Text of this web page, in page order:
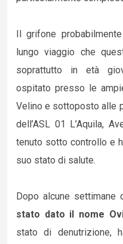
Il grifone
lungo viaggio che
soprattutto in età
ospitato presso le
Velino e sottoposto alle
dell’ASL 01 L’Aquila,
tenuto sotto controllo e
suo stato di salute.
Dopo alcune settimane
stato dato il nome
stato di denutrizione,